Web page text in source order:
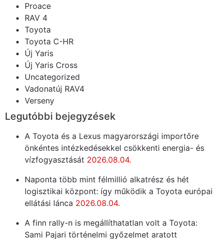
Proace
RAV 4
Toyota
Toyota C-HR
Új Yaris
Új Yaris Cross
Uncategorized
Vadonatúj RAV4
Verseny
Legutóbbi bejegyzések
A Toyota és a Lexus magyarországi importőre
önkéntes intézkedésekkel csökkenti energia- és
vízfogyasztását 2026.08.04.
Naponta több mint félmillió alkatrész és hét
logisztikai központ: így működik a Toyota európai
ellátási lánca 2026.08.04.
A finn rally-n is megállíthatatlan volt a Toyota:
Sami Pajari történelmi győzelmet aratott